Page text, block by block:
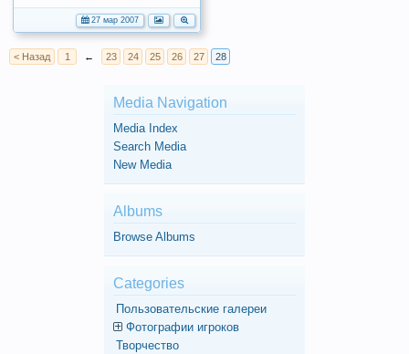
27 мар 2007
< Назад 1 ← 23 24 25 26 27 28
Media Navigation
Media Index
Search Media
New Media
Albums
Browse Albums
Categories
Пользовательские галереи
Фотографии игроков
Творчество